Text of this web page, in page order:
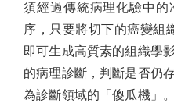
須經過傳統病理化驗中
序，只要將切下的癌變組
即可生成高質素的組織學
的病理診斷，判斷是否仍
為診斷領域的「傻瓜機」